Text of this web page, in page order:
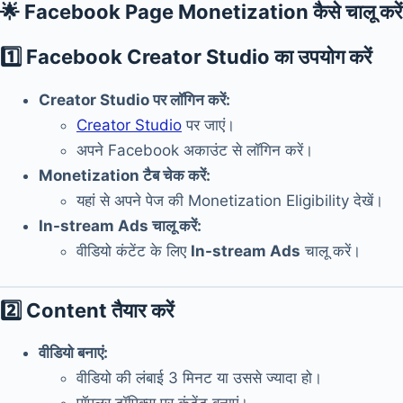
🌟 Facebook Page Monetization कैसे चालू
1️⃣ Facebook Creator Studio का उपयोग करें
Creator Studio पर लॉगिन करें:
Creator Studio पर जाएं।
अपने Facebook अकाउंट से लॉगिन करें।
Monetization टैब चेक करें:
यहां से अपने पेज की Monetization Eligibility देखें।
In-stream Ads चालू करें:
वीडियो कंटेंट के लिए In-stream Ads चालू करें।
2️⃣ Content तैयार करें
वीडियो बनाएं:
वीडियो की लंबाई 3 मिनट या उससे ज्यादा हो।